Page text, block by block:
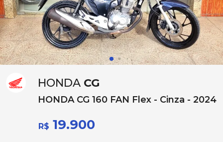
HONDA CG
HONDA CG 160 FAN Flex - Cinza - 2024
R$ 19.900